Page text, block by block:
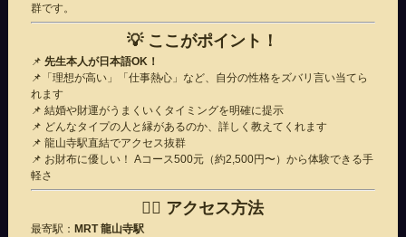
群です。
💡 ここがポイント！
📌 先生本人が日本語OK！
📌「理想が高い」「仕事熱心」など、自分の性格をズバリ言い当てら
れます
📌 結婚や財運がうまくいくタイミングを明確に提示
📌 どんなタイプの人と縁があるのか、詳しく教えてくれます
📌 龍山寺駅直結でアクセス抜群
📌 お財布に優しい！ Aコース500元（約2,500円〜）から体験できる手
軽さ
🚶‍♀️ アクセス方法
最寄駅： MRT 龍山寺駅